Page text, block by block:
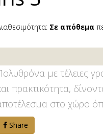
Σε απόθεμα
με τέλειες
πρακτικότητα,
στο χώρο
Share